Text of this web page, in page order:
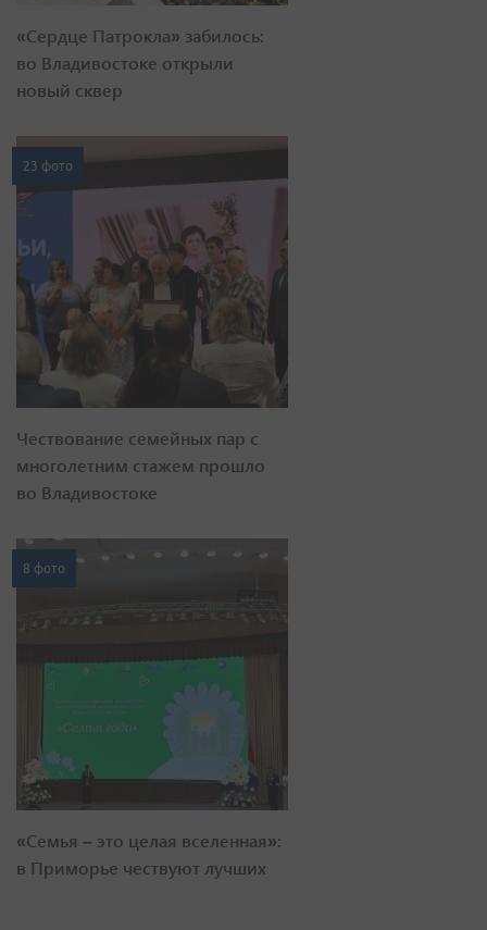
«Сердце Патрокла» забилось:
во Владивостоке открыли
новый сквер
23 фото
Чествование семейных пар с
многолетним стажем прошло
во Владивостоке
8 фото
«Семья – это целая вселенная»:
в Приморье чествуют лучших